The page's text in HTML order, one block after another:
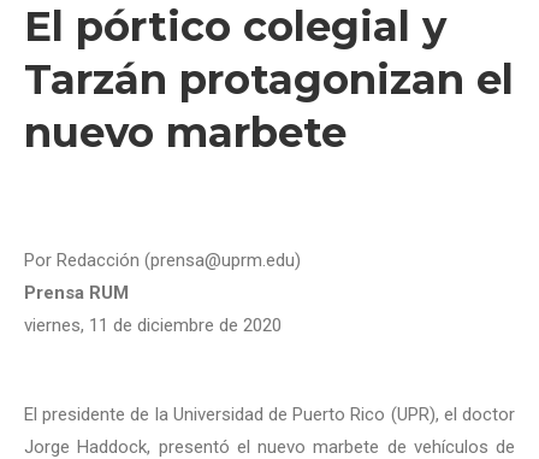
El pórtico colegial y
Tarzán protagonizan el
nuevo marbete
Por Redacción (prensa@uprm.edu)
Prensa RUM
viernes, 11 de diciembre de 2020
El presidente de la Universidad de Puerto Rico (UPR), el doctor
Jorge Haddock, presentó el nuevo marbete de vehículos de